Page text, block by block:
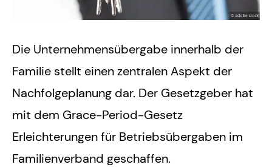
Die Unternehmensübergabe innerhalb der
Familie stellt einen zentralen Aspekt der
Nachfolgeplanung dar. Der Gesetzgeber hat
mit dem Grace-Period-Gesetz
Erleichterungen für Betriebsübergaben im
Familienverband geschaffen.